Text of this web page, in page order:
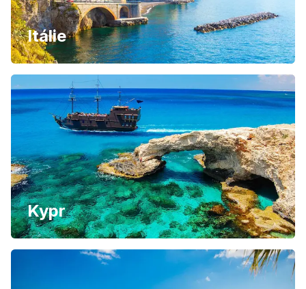
Itálie
Kypr